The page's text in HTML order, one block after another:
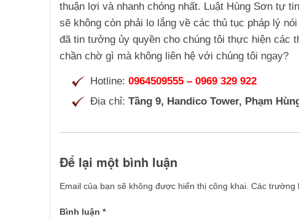
thuận lợi và nhanh chóng nhất. Luật Hùng Sơn tự
sẽ không còn phải lo lắng về các thủ tục pháp lý
đã tin tưởng ủy quyền cho chúng tôi thực hiện các
chần chờ gì mà không liên hệ với chúng tôi ngay?
Hotline: 0964509555 – 0969 329 922
Địa chỉ: Tầng 9, Handico Tower, Phạm
Để lại một bình luận
Email của bạn sẽ không được hiển thị công khai. Các trường
Bình luận *